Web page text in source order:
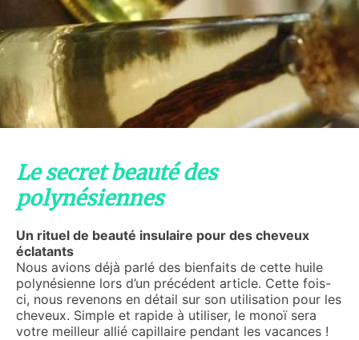
Le secret beauté des
polynésiennes
Un rituel de beauté insulaire pour des cheveux
éclatants
Nous avions déjà parlé des bienfaits de cette huile
polynésienne lors d’un précédent article. Cette fois-
ci, nous revenons en détail sur son utilisation pour les
cheveux. Simple et rapide à utiliser, le monoï sera
votre meilleur allié capillaire pendant les vacances !